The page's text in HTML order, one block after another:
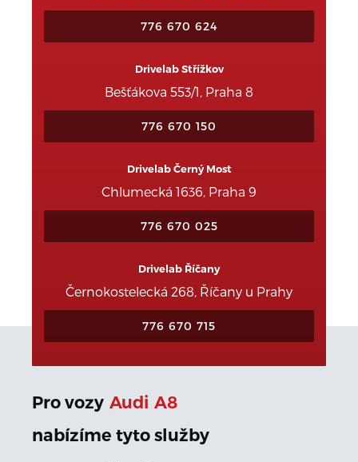
776 670 624
Drivelab Střížkov
Bešťákova 553/1, Praha 8
776 670 150
Drivelab Černý Most
Chlumecká 1636, Praha 9
776 670 025
Drivelab Říčany
Černokostelecká 268, Říčany u Prahy
776 670 715
Pro vozy Audi A8
nabízíme tyto služby